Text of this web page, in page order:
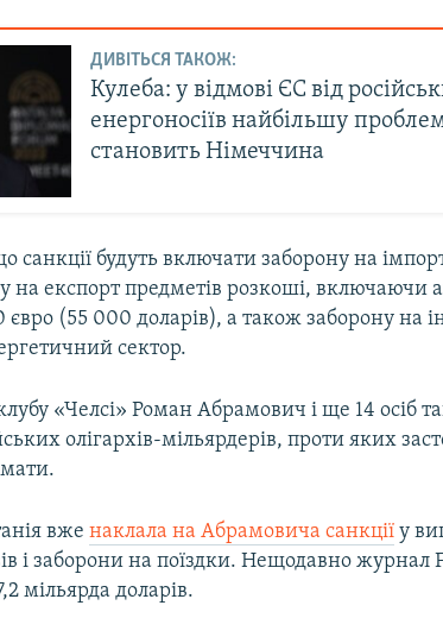
ДИВІТЬСЯ ТАКОЖ:
Кулеба: у відмові ЄС від
енергоносіїв найбільшу
становить Німеччина
будуть включати заборону на
на експорт предметів розкоші, включаючи
(55 000 доларів), а також заборону на
сектор.
«Челсі» Роман Абрамович і ще 14 осіб
олігархів-мільярдерів, проти яких
вженаклала на Абрамовича санкції у
і заборони на поїздки. Нещодавно журнал
мільярда доларів.